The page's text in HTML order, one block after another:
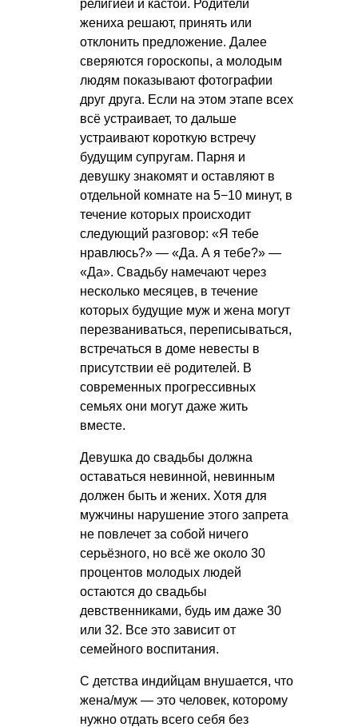
религией и кастой. Родители
жениха решают, принять или
отклонить предложение. Далее
сверяются гороскопы, а молодым
людям показывают фотографии
друг друга. Если на этом этапе всех
всё устраивает, то дальше
устраивают короткую встречу
будущим супругам. Парня и
девушку знакомят и оставляют в
отдельной комнате на 5−10 минут, в
течение которых происходит
следующий разговор: «Я тебе
нравлюсь?» — «Да. А я тебе?» —
«Да». Свадьбу намечают через
несколько месяцев, в течение
которых будущие муж и жена могут
перезваниваться, переписываться,
встречаться в доме невесты в
присутствии её родителей. В
современных прогрессивных
семьях они могут даже жить
вместе.
Девушка до свадьбы должна
оставаться невинной, невинным
должен быть и жених. Хотя для
мужчины нарушение этого запрета
не повлечет за собой ничего
серьёзного, но всё же около 30
процентов молодых людей
остаются до свадьбы
девственниками, будь им даже 30
или 32. Все это зависит от
семейного воспитания.
С детства индийцам внушается, что
жена/муж — это человек, которому
нужно отдать всего себя без